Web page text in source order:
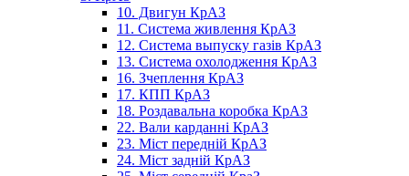
10. Двигун КрАЗ
11. Система живлення КрАЗ
12. Система выпуску газів КрАЗ
13. Система охолодження КрАЗ
16. Зчеплення КрАЗ
17. КПП КрАЗ
18. Роздавальна коробка КрАЗ
22. Вали карданні КрАЗ
23. Міст передній КрАЗ
24. Міст задній КрАЗ